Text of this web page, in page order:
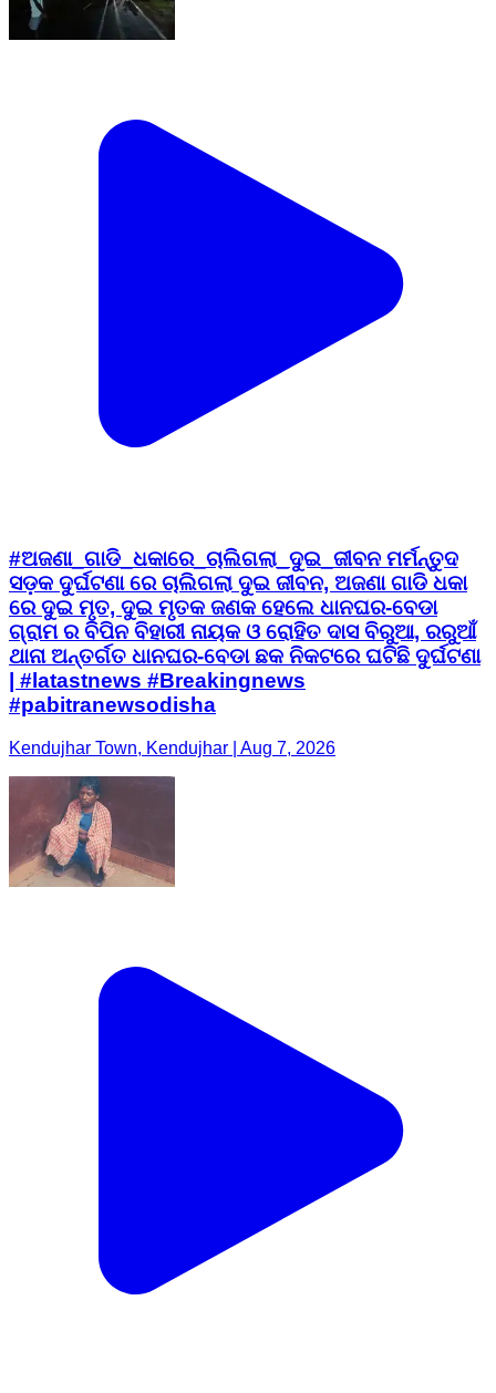
#ଅଜଣା_ଗାଡି_ଧକାରେ_ଚାଲିଗଲା_ଦୁଇ_ଜୀବନ ମର୍ମନ୍ତୁଦ
ସଡ଼କ ଦୁର୍ଘଟଣା ରେ ଚାଲିଗଲା ଦୁଇ ଜୀବନ, ଅଜଣା ଗାଡି ଧକା
ରେ ଦୁଇ ମୃତ, ଦୁଇ ମୃତକ ଜଣକ ହେଲେ ଧାନଘର-ବେଡା
ଗ୍ରାମ ର ବିପିନ ବିହାରୀ ନାୟକ ଓ ରୋହିତ ଦାସ ବିରୁଆ, ରରୁଆଁ
ଥାନା ଅନ୍ତର୍ଗତ ଧାନଘର-ବେଡା ଛକ ନିକଟରେ ଘଟିଛି ଦୁର୍ଘଟଣା
| #latastnews #Breakingnews
#pabitranewsodisha
Kendujhar Town, Kendujhar | Aug 7, 2026